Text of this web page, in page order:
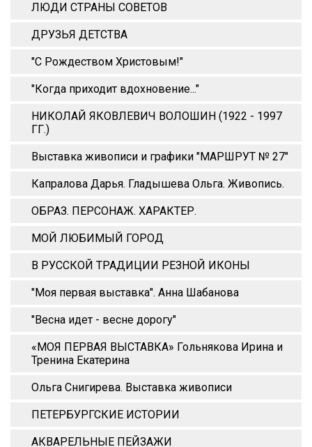
ЛЮДИ СТРАНЫ СОВЕТОВ
ДРУЗЬЯ ДЕТСТВА
"С Рождеством Христовым!"
"Когда приходит вдохновение..."
НИКОЛАЙ ЯКОВЛЕВИЧ ВОЛОШИН (1922 - 1997
ГГ.)
Выставка живописи и графики "МАРШРУТ № 27"
Капралова Дарья. Гладышева Ольга. Живопись.
ОБРАЗ. ПЕРСОНАЖ. ХАРАКТЕР.
МОЙ ЛЮБИМЫЙ ГОРОД
В РУССКОЙ ТРАДИЦИИ РЕЗНОЙ ИКОНЫ
"Моя первая выставка". Анна Шабанова
"Весна идет - весне дорогу"
«МОЯ ПЕРВАЯ ВЫСТАВКА» Гольнякова Ирина и
Тренина Екатерина
Ольга Снигирева. Выставка живописи
ПЕТЕРБУРГСКИЕ ИСТОРИИ
АКВАРЕЛЬНЫЕ ПЕЙЗАЖИ